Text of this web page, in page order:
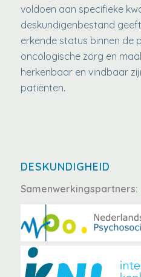
voldoen aan specifieke
deskundigenbestand
erkende status binnen de
oncologische zorg en
herkenbaar en vindbaar
patiënten.
DESKUNDIGHEID
Samenwerkingspartners: